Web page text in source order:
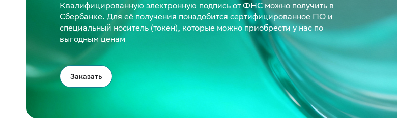
Квалифицированную электронную подпись от ФНС можно получить в
Сбербанке. Для её получения понадобится сертифицированное ПО и
специальный носитель (токен), которые можно приобрести у нас по
Заказать